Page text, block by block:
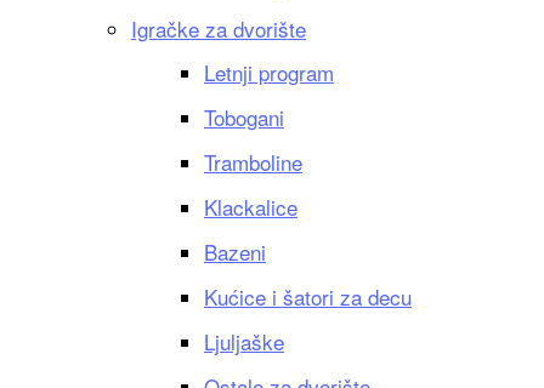
Igračke za dvorište
Letnji program
Tobogani
Tramboline
Klackalice
Bazeni
Kućice i šatori za decu
Ljuljaške